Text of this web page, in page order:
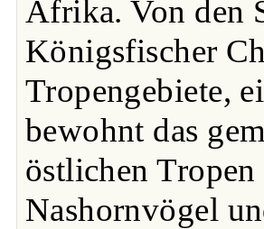
Afrika. Von den
Königsfischer
Tropengebiete,
bewohnt das
östlichen
Nashornvögel